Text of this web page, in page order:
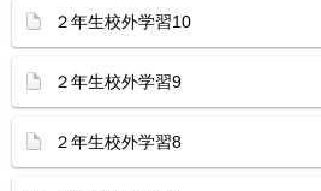
２年生校外学習10
２年生校外学習9
２年生校外学習8